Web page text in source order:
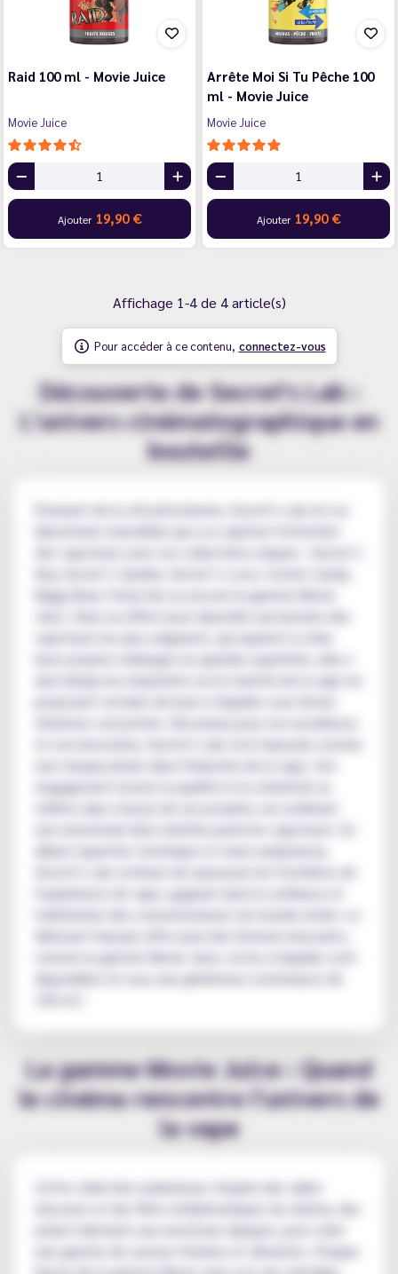
Raid 100 ml - Movie Juice
Movie Juice
Ajouter 19,90 €
Arrête Moi Si Tu Pêche 100
ml - Movie Juice
Movie Juice
Ajouter 19,90 €
Affichage 1-4 de 4 article(s)
Pour accéder à ce contenu, connectez-vous
Découverte de Secret's Lab :
L'univers cinématographique en
bouteille
Émanant de la cité phocéenne, Secret's Lab est un
laboratoire marseillais qui a su captiver l'attention
des vapoteurs avec ses collections uniques : Secret’s
Biggy Bear, Fruity Sun ou encore la gamme Movie
Juice. Dans un effort pour répondre aux besoins des
vapoteurs les plus exigeants, qui aspirent à créer
leurs propres mélanges en grandes quantités, elle a
ainsi élargi son empreinte sur le marché de la vape en
proposant certains de leurs e-liquides sous forme
une marque phare dans l'industrie de la vape. Son
engagement envers la qualité et la créativité se
une renommée bien méritée parmi les vapoteurs. En
alliant expertise technique et vision audacieuse,
Secret's Lab continue de repousser les frontières de
l'expérience de vape, gagnant ainsi la confiance et
comme la gamme Movie Juice, où les e-liquides sont
disponibles en sous une généreuse contenance de
La gamme Movie Juice : Quand
le cinéma rencontre l'univers de
la vape
Cette collection audacieuse s'inspire des salles
obscures et des films emblématiques du cinéma, des
une gamme de saveurs fruitées et vibrantes. Chaque